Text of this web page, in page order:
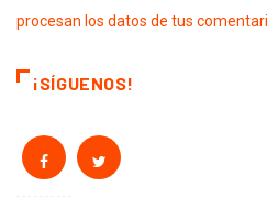
procesan los datos de tus
¡SÍGUENOS!